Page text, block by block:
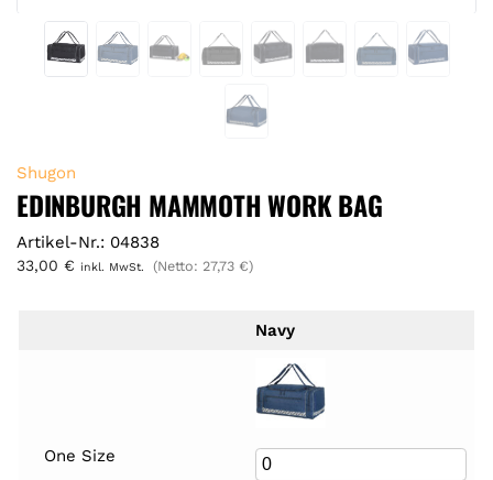
Shugon
EDINBURGH MAMMOTH WORK BAG
Artikel-Nr.: 04838
33,00 € inkl. MwSt. (Netto: 27,73 €)
Navy
One Size